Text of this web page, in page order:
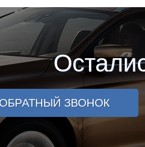
ОБРАТНЫЙ ЗВОНОК